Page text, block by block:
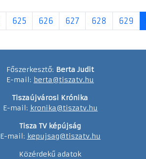
625 626 627 628 629
Főszerkesztő: Berta Judit
E-mail: berta@tiszatv.hu
Tiszaújvárosi Krónika
E-mail: kronika@tiszatv.hu
Tisza TV képújság
E-mail: kepujsag@tiszatv.hu
Közérdekű adatok